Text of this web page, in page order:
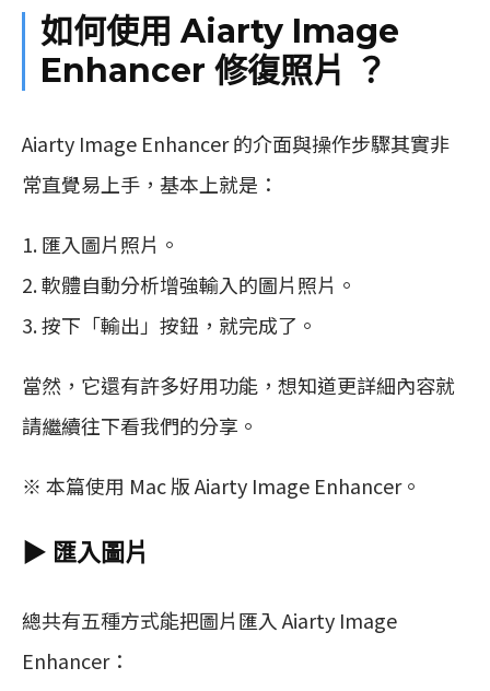
如何使用 Aiarty Image
Enhancer 修復照片 ？
Aiarty Image Enhancer 的介面與操作步驟其實非
常直覺易上手，基本上就是：
匯入圖片照片。
軟體自動分析增強輸入的圖片照片。
按下「輸出」按鈕，就完成了。
當然，它還有許多好用功能，想知道更詳細內容就
請繼續往下看我們的分享。
※ 本篇使用 Mac 版 Aiarty Image Enhancer。
▶︎ 匯入圖片
總共有五種方式能把圖片匯入 Aiarty Image
Enhancer：